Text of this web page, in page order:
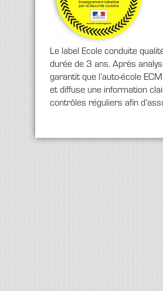
Le label Ecole conduite
durée de 3 ans. Après
garantit que l’auto-école
et diffuse une information
contrôles réguliers afin